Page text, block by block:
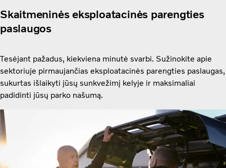
Skaitmeninės eksploatacinės parengties
paslaugos
Tesėjant pažadus, kiekviena minutė svarbi. Sužinokite apie
sektoriuje pirmaujančias eksploatacinės parengties paslaugas,
sukurtas išlaikyti jūsų sunkvežimį kelyje ir maksimaliai
padidinti jūsų parko našumą.